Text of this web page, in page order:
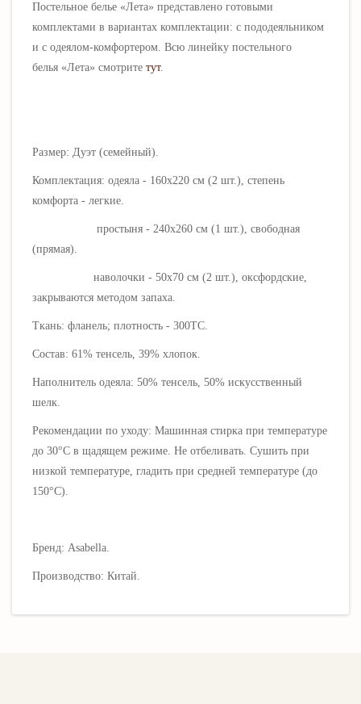
Постельное белье «Лета» представлено готовыми
комплектами в вариантах комплектации: с пододеяльником
и с одеялом-комфортером. Всю линейку постельного
белья «Лета» смотрите тут.
Размер: Дуэт (семейный).
Комплектация: одеяла - 160х220 см (2 шт.), степень
комфорта - легкие.
простыня - 240х260 см (1 шт.), свободная
(прямая).
наволочки - 50х70 см (2 шт.), оксфордские,
закрываются методом запаха.
Ткань: фланель; плотность - 300ТС.
Состав: 61% тенсель, 39% хлопок.
Наполнитель одеяла: 50% тенсель, 50% искусственный
шелк.
Рекомендации по уходу: Машинная стирка при температуре
до 30°C в щадящем режиме. Не отбеливать. Сушить при
низкой температуре, гладить при средней температуре (до
150°C).
Бренд: Asabella.
Производство: Китай.